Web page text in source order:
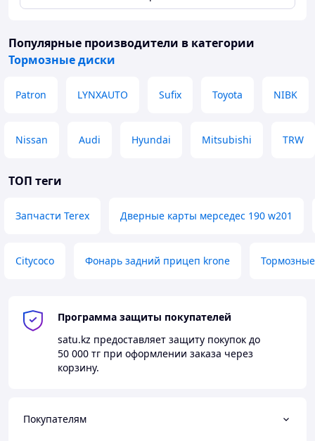
Популярные производители в категории
Тормозные диски
Patron LYNXAUTO Sufix Toyota NIBK
Nissan Audi Hyundai Mitsubishi TRW
ТОП теги
Запчасти Terex Дверные карты мерседес 190 w201
Citycoco Фонарь задний прицеп krone
Программа защиты покупателей
satu.kz предоставляет защиту покупок до
50 000 тг при оформлении заказа через
корзину.
Покупателям